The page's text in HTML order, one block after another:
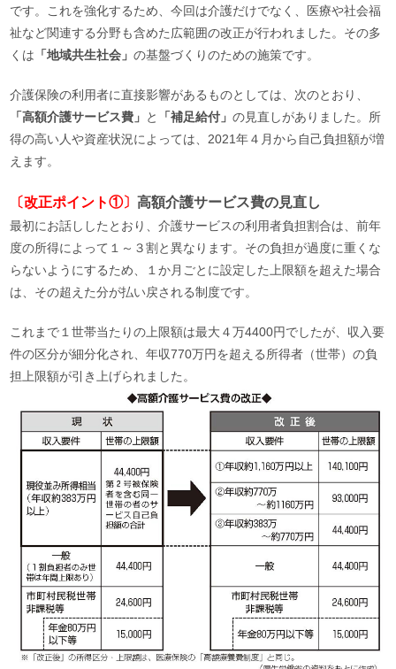
です。これを強化するため、今回は介護だけでなく、医療や社会福
祉など関連する分野も含めた広範囲の改正が行われました。その多
くは 「地域共生社会」の基盤づくりのための施策です。
介護保険の利用者に直接影響があるものとしては、次のとおり、
「高額介護サービス費」 と 「補足給付」の見直しがありました。所
得の高い人や資産状況によっては、2021年４月から自己負担額が増
えます。
〔改正ポイント①〕高額介護サービス費の見直し
最初にお話ししたとおり、介護サービスの利用者負担割合は、前年
度の所得によって１～３割と異なります。その負担が過度に重くな
らないようにするため、１か月ごとに設定した上限額を超えた場合
は、その超えた分が払い戻される制度です。
これまで１世帯当たりの上限額は最大４万4400円でしたが、収入要
件の区分が細分化され、年収770万円を超える所得者（世帯）の負
担上限額が引き上げられました。